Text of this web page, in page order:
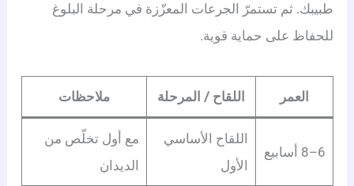
طبيبك. ثم تستمرّ الجرعات المعزّزة في مرحلة البلوغ
للحفاظ على حماية قوية.
العمر اللقاح / المرحلة ملاحظات
اللقاح الأساسي
الأول
مع أول تخلّص من
الديدان